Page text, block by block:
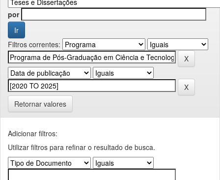
por
Filtros correntes:
Retornar valores
Adicionar filtros:
Utilizar filtros para refinar o resultado de busca.